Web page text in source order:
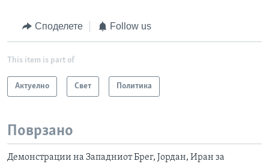
Споделете Follow us
This item is part of
Актуелно Свет Политика
Поврзано
Демонстрации на Западниот Брег, Јордан, Иран за